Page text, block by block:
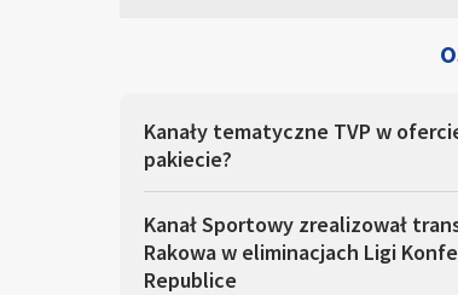
Kanały tematyczne TVP w
pakiecie?
Kanał Sportowy zrealizował
Rakowa w eliminacjach Ligi
Republice